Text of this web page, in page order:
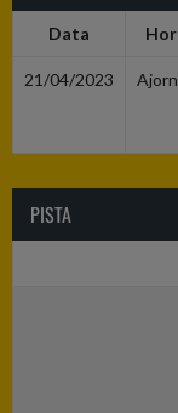
Data
21/04/2023
PISTA